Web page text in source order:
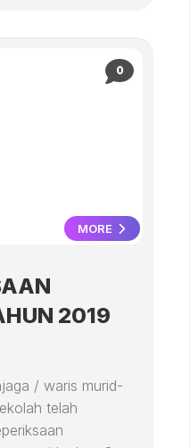
0
MORE
2019
/ waris murid-
telah